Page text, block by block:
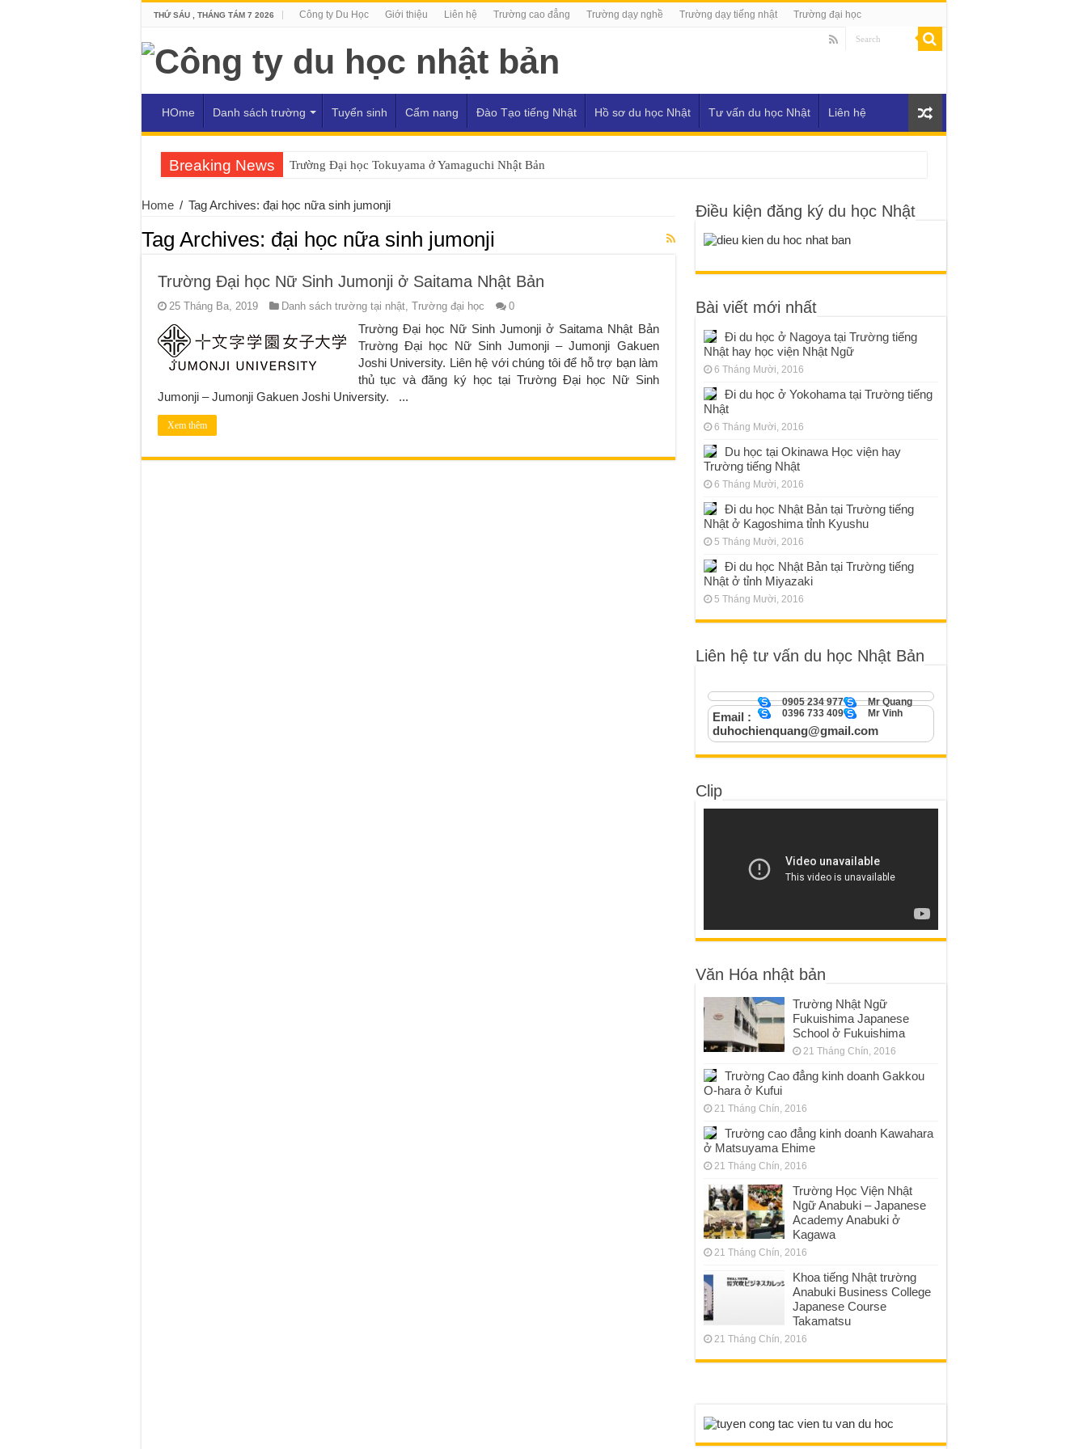
THỨ SÁU , THÁNG TÁM 7 2026 Công ty Du Học Giới thiệu Liên hệ Trường cao đẳng Trường dạy nghề Trường dạy tiếng nhật Trường đại học
HOme Danh sách trường Tuyển sinh Cẩm nang Đào Tạo tiếng Nhật Hồ sơ du học Nhật Tư vấn du học Nhật Liên hệ
Breaking News Trường Đại học Tokuyama ở Yamaguchi Nhật Bản
Home / Tag Archives: đại học nữa sinh jumonji
Tag Archives: đại học nữa sinh jumonji
Trường Đại học Nữ Sinh Jumonji ở Saitama Nhật Bản
25 Tháng Ba, 2019 Danh sách trường tại nhật, Trường đại học 0
Trường Đại học Nữ Sinh Jumonji ở Saitama Nhật Bản
Trường Đại học Nữ Sinh Jumonji – Jumonji Gakuen
Joshi University. Liên hệ với chúng tôi để hỗ trợ bạn làm
thủ tục và đăng ký học tại Trường Đại học Nữ Sinh
Jumonji – Jumonji Gakuen Joshi University. ...
Xem thêm
Điều kiện đăng ký du học Nhật
Bài viết mới nhất
Đi du học ở Nagoya tại Trường tiếng
Nhật hay học viện Nhật Ngữ
6 Tháng Mười, 2016
Đi du học ở Yokohama tại Trường tiếng
Nhật
6 Tháng Mười, 2016
Du học tại Okinawa Học viện hay
Trường tiếng Nhật
6 Tháng Mười, 2016
Đi du học Nhật Bản tại Trường tiếng
Nhật ở Kagoshima tỉnh Kyushu
5 Tháng Mười, 2016
Đi du học Nhật Bản tại Trường tiếng
Nhật ở tỉnh Miyazaki
5 Tháng Mười, 2016
Liên hệ tư vấn du học Nhật Bản
Mr Quang
0905 234 977
Mr Vinh
0396 733 409
Email :
duhochienquang@gmail.com
Clip
Văn Hóa nhật bản
Trường Nhật Ngữ
Fukuishima Japanese
School ở Fukuishima
21 Tháng Chín, 2016
Trường Cao đẳng kinh doanh Gakkou
O-hara ở Kufui
21 Tháng Chín, 2016
Trường cao đẳng kinh doanh Kawahara
ở Matsuyama Ehime
21 Tháng Chín, 2016
Trường Học Viện Nhật
Ngữ Anabuki – Japanese
Academy Anabuki ở
Kagawa
21 Tháng Chín, 2016
Khoa tiếng Nhật trường
Anabuki Business College
Japanese Course
Takamatsu
21 Tháng Chín, 2016